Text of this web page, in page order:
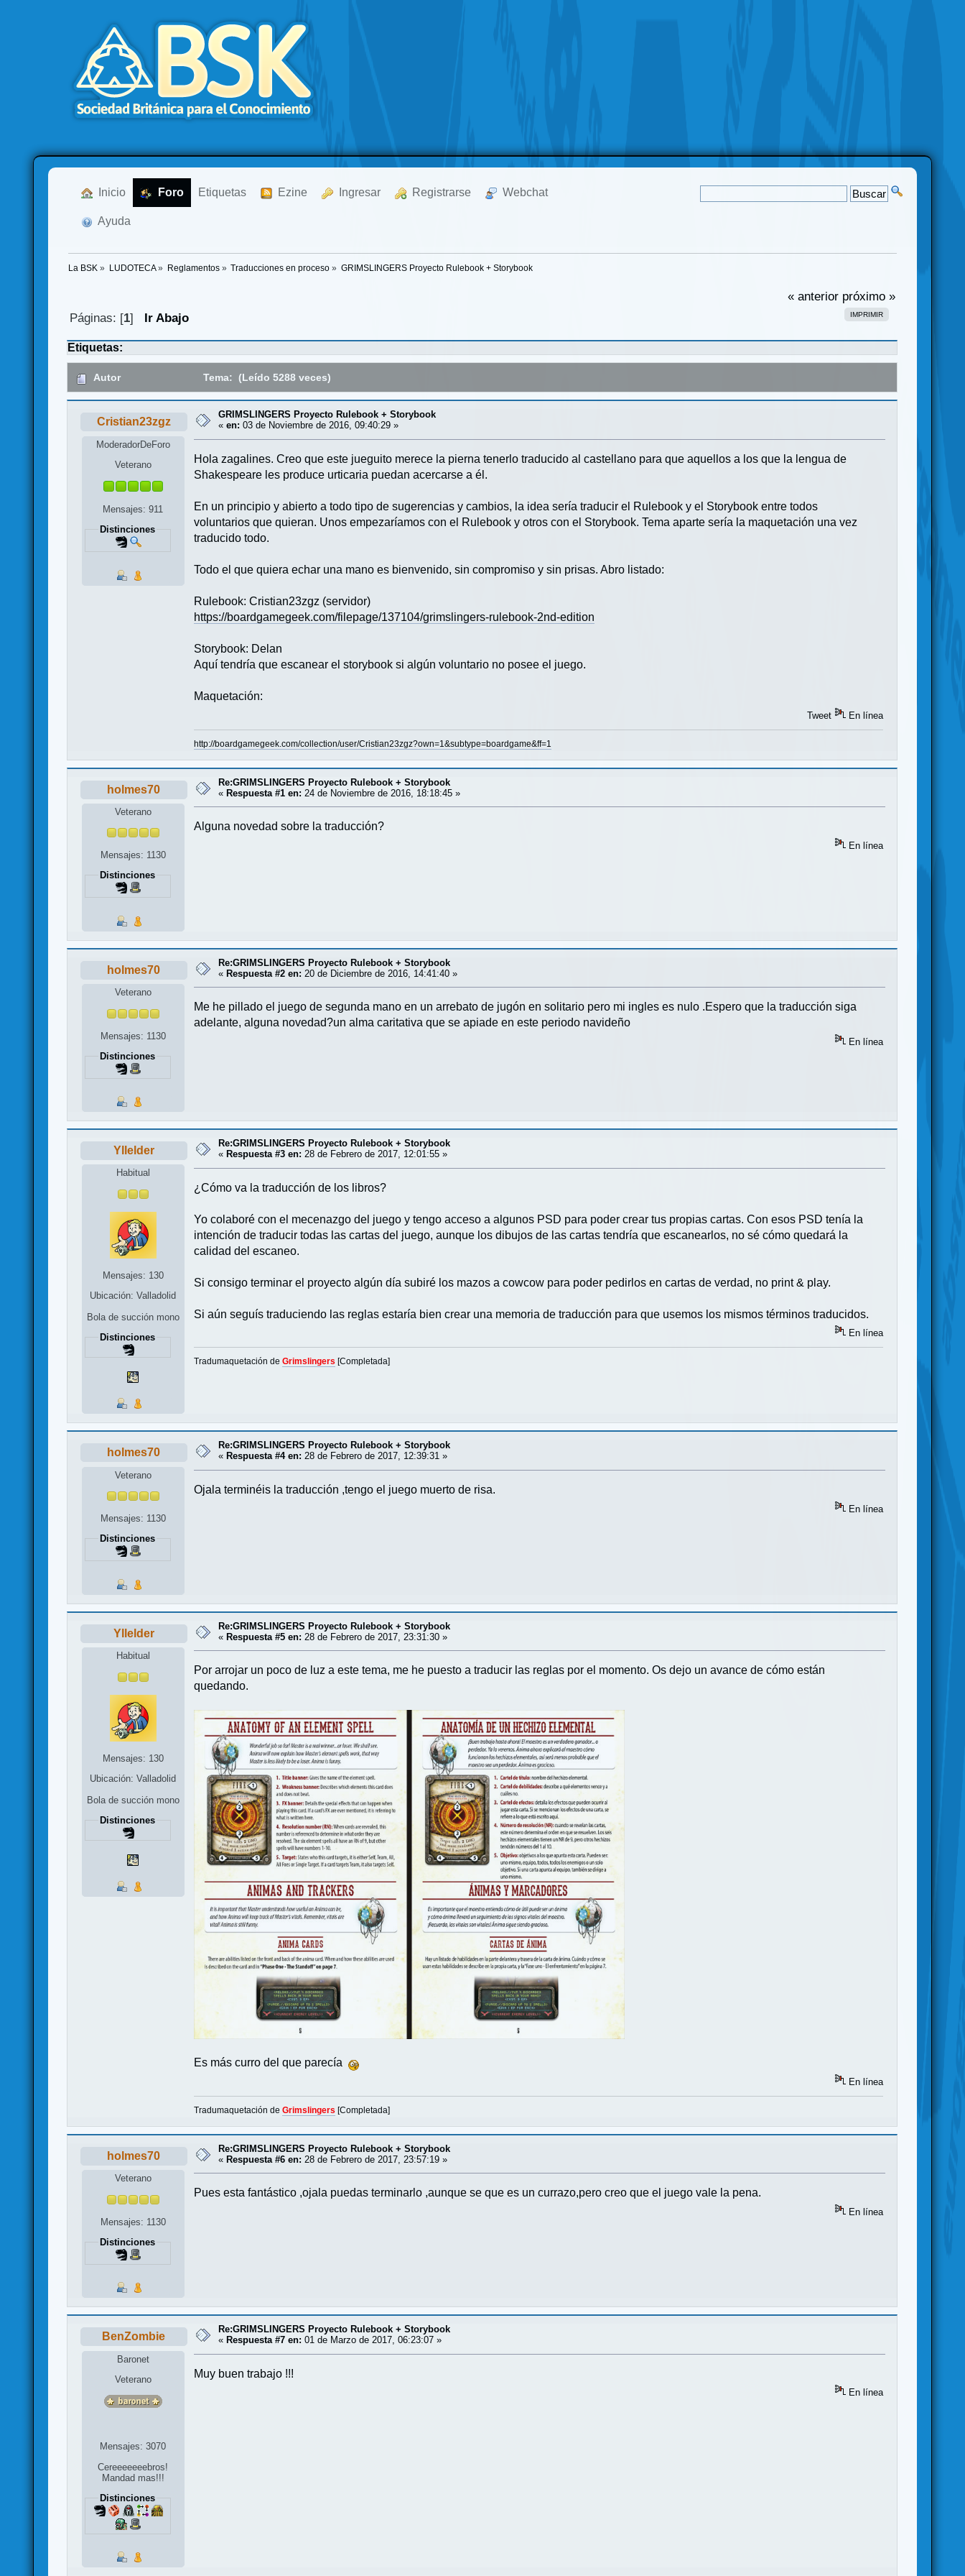
Inicio Foro Etiquetas Ezine Ingresar Registrarse Webchat
Ayuda
La BSK » LUDOTECA» Reglamentos» Traducciones en proceso » GRIMSLINGERS Proyecto Rulebook + Storybook
« anterior próximo »
IMPRIMIR
Páginas: [1] Ir Abajo
Etiquetas:
Autor Tema: (Leído 5288 veces)
Cristian23zgz
ModeradorDeForo
Veterano
Mensajes: 911
Distinciones
GRIMSLINGERS Proyecto Rulebook + Storybook
«en: 03 de Noviembre de 2016, 09:40:29 »
Hola zagalines. Creo que este jueguito merece la pierna tenerlo traducido al castellano para que aquellos a los que la lengua de
Shakespeare les produce urticaria puedan acercarse a él.
En un principio y abierto a todo tipo de sugerencias y cambios, la idea sería traducir el Rulebook y el Storybook entre todos
voluntarios que quieran. Unos empezaríamos con el Rulebook y otros con el Storybook. Tema aparte sería la maquetación una vez
traducido todo.
Todo el que quiera echar una mano es bienvenido, sin compromiso y sin prisas. Abro listado:
Rulebook: Cristian23zgz (servidor)
https://boardgamegeek.com/filepage/137104/grimslingers-rulebook-2nd-edition
Storybook: Delan
Aquí tendría que escanear el storybook si algún voluntario no posee el juego.
Maquetación:
Tweet En línea
http://boardgamegeek.com/collection/user/Cristian23zgz?own=1&subtype=boardgame&ff=1
holmes70
Veterano
Mensajes: 1130
Distinciones
Re:GRIMSLINGERS Proyecto Rulebook + Storybook
«Respuesta #1 en: 24 de Noviembre de 2016, 18:18:45 »
Alguna novedad sobre la traducción?
En línea
holmes70
Veterano
Mensajes: 1130
Distinciones
Re:GRIMSLINGERS Proyecto Rulebook + Storybook
« Respuesta #2 en: 20 de Diciembre de 2016, 14:41:40 »
Me he pillado el juego de segunda mano en un arrebato de jugón en solitario pero mi ingles es nulo .Espero que la traducción siga
adelante, alguna novedad?un alma caritativa que se apiade en este periodo navideño
En línea
Yllelder
Habitual
Mensajes: 130
Ubicación: Valladolid
Bola de succión mono
Distinciones
Re:GRIMSLINGERS Proyecto Rulebook + Storybook
« Respuesta #3 en: 28 de Febrero de 2017, 12:01:55 »
¿Cómo va la traducción de los libros?
Yo colaboré con el mecenazgo del juego y tengo acceso a algunos PSD para poder crear tus propias cartas. Con esos PSD tenía la
intención de traducir todas las cartas del juego, aunque los dibujos de las cartas tendría que escanearlos, no sé cómo quedará la
calidad del escaneo.
Si consigo terminar el proyecto algún día subiré los mazos a cowcow para poder pedirlos en cartas de verdad, no print & play.
Si aún seguís traduciendo las reglas estaría bien crear una memoria de traducción para que usemos los mismos términos traducidos.
En línea
Tradumaquetación deGrimslingers [Completada]
holmes70
Veterano
Mensajes: 1130
Distinciones
Re:GRIMSLINGERS Proyecto Rulebook + Storybook
« Respuesta #4 en: 28 de Febrero de 2017, 12:39:31 »
Ojala terminéis la traducción ,tengo el juego muerto de risa.
En línea
Yllelder
Habitual
Mensajes: 130
Ubicación: Valladolid
Bola de succión mono
Distinciones
Re:GRIMSLINGERS Proyecto Rulebook + Storybook
«Respuesta #5 en: 28 de Febrero de 2017, 23:31:30 »
Por arrojar un poco de luz a este tema, me he puesto a traducir las reglas por el momento. Os dejo un avance de cómo están
quedando.
Es más curro del que parecía
En línea
Tradumaquetación deGrimslingers [Completada]
holmes70
Veterano
Mensajes: 1130
Distinciones
Re:GRIMSLINGERS Proyecto Rulebook + Storybook
« Respuesta #6 en: 28 de Febrero de 2017, 23:57:19 »
Pues esta fantástico ,ojala puedas terminarlo ,aunque se que es un currazo,pero creo que el juego vale la pena.
En línea
BenZombie
Baronet
Veterano
Mensajes: 3070
Cereeeeeeebros!
Mandad mas!!!
Distinciones
Re:GRIMSLINGERS Proyecto Rulebook + Storybook
« Respuesta #7 en: 01 de Marzo de 2017, 06:23:07 »
Muy buen trabajo !!!
En línea